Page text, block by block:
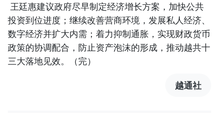
王廷惠建议政府尽早制定经济增长方案，加快公共
投资到位进度；继续改善营商环境，发展私人经济、
数字经济并扩大内需；着力抑制通胀，实现财政货币
政策的协调配合，防止资产泡沫的形成，推动越共十
三大落地见效。（完）
越通社